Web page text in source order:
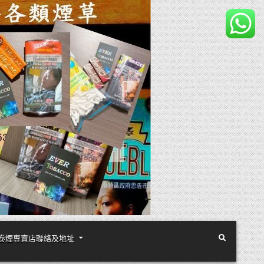
卷煙專賣店聯絡及地址